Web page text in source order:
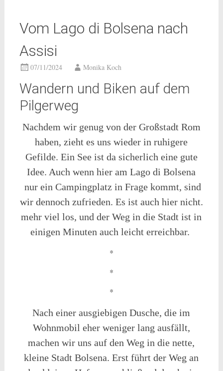
Vom Lago di Bolsena nach
Assisi
07/11/2024 Monika Koch
Wandern und Biken auf dem
Pilgerweg
Nachdem wir genug von der Großstadt Rom
haben, zieht es uns wieder in ruhigere
Gefilde. Ein See ist da sicherlich eine gute
Idee. Auch wenn hier am Lago di Bolsena
nur ein Campingplatz in Frage kommt, sind
wir dennoch zufrieden. Es ist auch hier nicht.
mehr viel los, und der Weg in die Stadt ist in
einigen Minuten auch leicht erreichbar.
*
*
*
Nach einer ausgiebigen Dusche, die im
Wohnmobil eher weniger lang ausfällt,
machen wir uns auf den Weg in die nette,
kleine Stadt Bolsena. Erst führt der Weg an